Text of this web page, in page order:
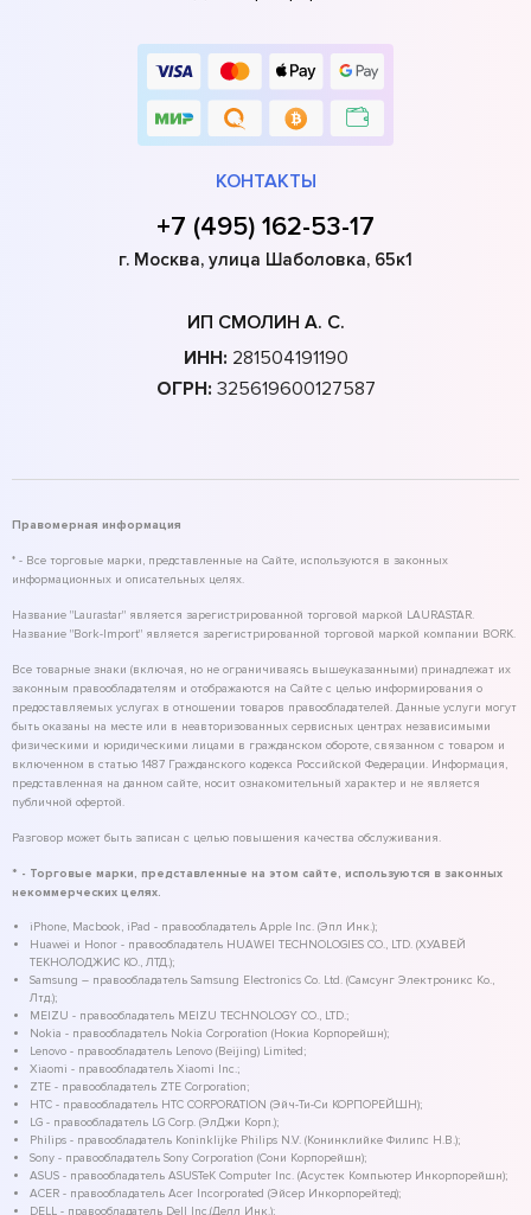
КОНТАКТЫ
+7 (495) 162-53-17
г. Москва, улица Шаболовка, 65к1
ИП СМОЛИН А. С.
ИНН: 281504191190
ОГРН: 325619600127587
Правомерная информация
* - Все торговые марки, представленные на Сайте, используются в законных
информационных и описательных целях.
Название "Laurastar" является зарегистрированной торговой маркой LAURASTAR.
Название "Bork-Import" является зарегистрированной торговой маркой компании BORK.
Все товарные знаки (включая, но не ограничиваясь вышеуказанными) принадлежат их
законным правообладателям и отображаются на Сайте с целью информирования о
предоставляемых услугах в отношении товаров правообладателей. Данные услуги могут
быть оказаны на месте или в неавторизованных сервисных центрах независимыми
физическими и юридическими лицами в гражданском обороте, связанном с товаром и
включенном в статью 1487 Гражданского кодекса Российской Федерации. Информация,
представленная на данном сайте, носит ознакомительный характер и не является
публичной офертой.
Разговор может быть записан с целью повышения качества обслуживания.
* - Торговые марки, представленные на этом сайте, используются в законных
некоммерческих целях.
iPhone, Macbook, iPad - правообладатель Apple Inc. (Эпл Инк.);
Huawei и Honor - правообладатель HUAWEI TECHNOLOGIES CO., LTD. (ХУАВЕЙ
ТЕКНОЛОДЖИС КО., ЛТД.);
Samsung – правообладатель Samsung Electronics Co. Ltd. (Самсунг Электроникс Ко.,
Лтд.);
MEIZU - правообладатель MEIZU TECHNOLOGY CO., LTD.;
Nokia - правообладатель Nokia Corporation (Нокиа Корпорейшн);
Lenovo - правообладатель Lenovo (Beijing) Limited;
Xiaomi - правообладатель Xiaomi Inc.;
ZTE - правообладатель ZTE Corporation;
HTC - правообладатель HTC CORPORATION (Эйч-Ти-Си КОРПОРЕЙШН);
LG - правообладатель LG Corp. (ЭлДжи Корп.);
Philips - правообладатель Koninklijke Philips N.V. (Конинклийке Филипс Н.В.);
Sony - правообладатель Sony Corporation (Сони Корпорейшн);
ASUS - правообладатель ASUSTeK Computer Inc. (Асустек Компьютер Инкорпорейшн);
ACER - правообладатель Acer Incorporated (Эйсер Инкорпорейтед);
DELL - правообладатель Dell Inc.(Делл Инк.);